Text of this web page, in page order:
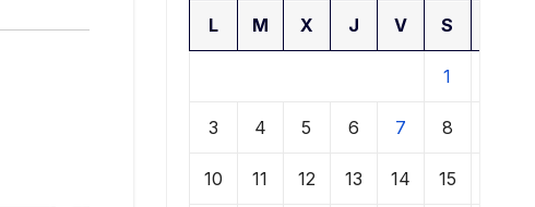
L M X J V S
1
3 4 5 6 7 8
10 11 12 13 14 15